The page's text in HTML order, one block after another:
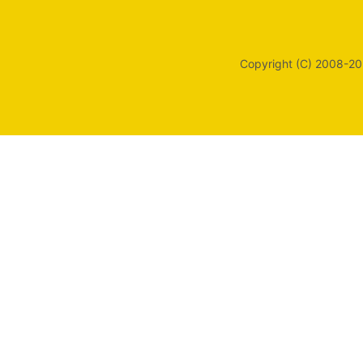
Copyright (C) 2008-